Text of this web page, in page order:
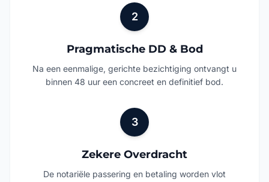
2
binnen 48 uur een concreet en definitief bod.
3
afgerond op uw gewenste (boekhoudkundige)